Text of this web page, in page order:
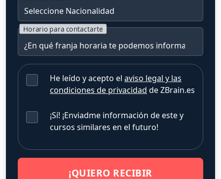
Horario para contactarte
He leído y acepto el aviso legal y las
condiciones de privacidad de ZBrain.es
¡Sí! ¡Enviadme información de este y
cursos similares en el futuro!
¡QUIERO RECIBIR